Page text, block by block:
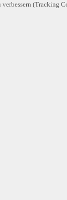
(Tracking